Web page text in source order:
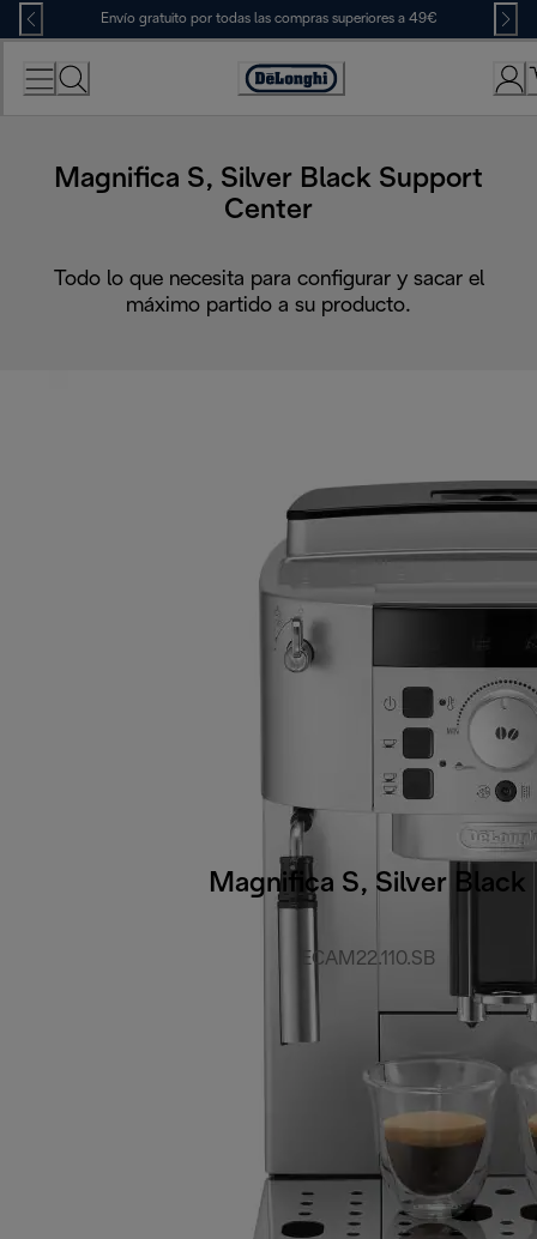
Skip
to
Content
Envío gratuito por todas las compras superiores a 49€
Accessibility
Magnifica S, Silver Black Support
Center
Todo lo que necesita para configurar y sacar el
máximo partido a su producto.
Magnifica S, Silver Black
ECAM22.110.SB